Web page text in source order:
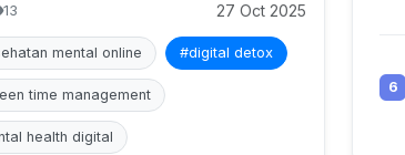
13 27 Oct 2025
mental online #digital detox
time management
health digital
6